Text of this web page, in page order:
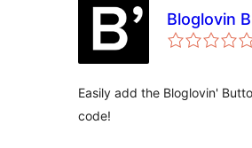
Bloglovin
Easily add the Bloglovin'
code!